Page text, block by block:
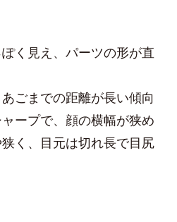
く見え、パーツの形が直
ごまでの距離が長い傾向
ープで、顔の横幅が狭め
く、目元は切れ長で目尻